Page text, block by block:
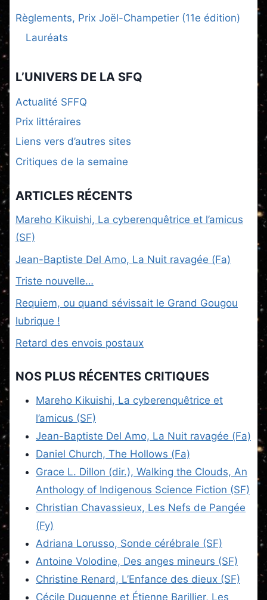
Règlements, Prix Joël-Champetier (11e édition)
Lauréats
L’UNIVERS DE LA SFQ
Actualité SFFQ
Prix littéraires
Liens vers d’autres sites
Critiques de la semaine
ARTICLES RÉCENTS
Mareho Kikuishi, La cyberenquêtrice et l’amicus
(SF)
Jean-Baptiste Del Amo, La Nuit ravagée (Fa)
Triste nouvelle…
Requiem, ou quand sévissait le Grand Gougou
lubrique !
Retard des envois postaux
NOS PLUS RÉCENTES CRITIQUES
Mareho Kikuishi, La cyberenquêtrice et
l’amicus (SF)
Jean-Baptiste Del Amo, La Nuit ravagée (Fa)
Daniel Church, The Hollows (Fa)
Grace L. Dillon (dir.), Walking the Clouds, An
Anthology of Indigenous Science Fiction (SF)
Christian Chavassieux, Les Nefs de Pangée
(Fy)
Adriana Lorusso, Sonde cérébrale (SF)
Antoine Volodine, Des anges mineurs (SF)
Christine Renard, L’Enfance des dieux (SF)
Cécile Duquenne et Étienne Barillier, Les